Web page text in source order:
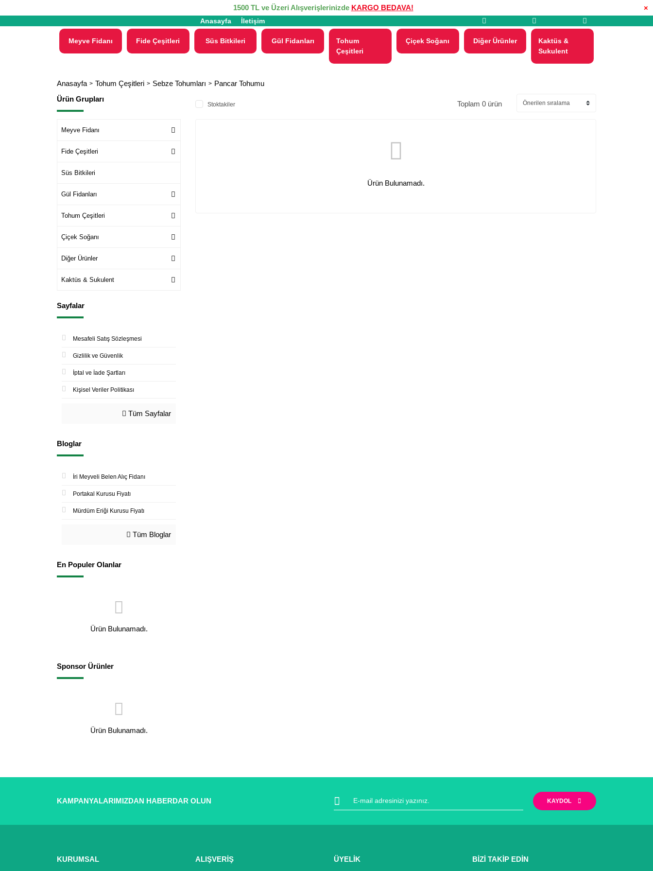
×
1500 TL ve Üzeri Alışverişlerinizde KARGO BEDAVA!
Anasayfa İletişim
Meyve Fidanı Fide Çeşitleri Süs Bitkileri Gül Fidanları
Tohum
Çeşitleri
Çiçek Soğanı Diğer Ürünler
Kaktüs &
Sukulent
Anasayfa Tohum Çeşitleri Sebze Tohumları
Pancar Tohumu
Ürün Grupları
Meyve Fidanı
Fide Çeşitleri
Süs Bitkileri
Gül Fidanları
Tohum Çeşitleri
Çiçek Soğanı
Diğer Ürünler
Kaktüs & Sukulent
Sayfalar
Mesafeli Satış Sözleşmesi
Gizlilik ve Güvenlik
İptal ve İade Şartları
Kişisel Veriler Politikası
Tüm Sayfalar
Bloglar
İri Meyveli Belen Alıç Fidanı
Portakal Kurusu Fiyatı
Mürdüm Eriği Kurusu Fiyatı
Tüm Bloglar
En Populer Olanlar
Ürün Bulunamadı.
Sponsor Ürünler
Ürün Bulunamadı.
Stoktakiler Toplam 0 ürün
Ürün Bulunamadı.
KAMPANYALARIMIZDAN HABERDAR OLUN KAYDOL
KURUMSAL ALIŞVERİŞ ÜYELİK BİZİ TAKİP EDİN